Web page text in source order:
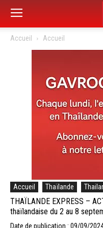
Accueil Accueil
Accueil Thaïlande
THAÏLANDE EXPRESS –
thaïlandaise du 2 au 8
Date de publication : 09/09/